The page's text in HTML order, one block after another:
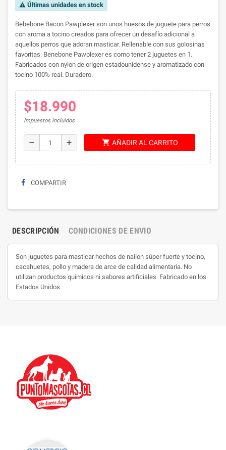
warning Últimas unidades en stock
Bebebone Bacon Pawplexer son unos huesos de juguete para perros
con aroma a tocino creados para ofrecer un desafío adicional a
aquellos perros que adoran masticar. Rellenable con sus golosinas
favoritas. Benebone Pawplexer es como tener 2 juguetes en 1.
Fabricados con nylon de origen estadounidense y aromatizado con
tocino 100% real. Duradero.
$18.990
Impuestos incluidos
remove add shopping_cart AÑADIR AL CARRITO
COMPARTIR
DESCRIPCIÓN CONDICIONES DE ENVIO
Son juguetes para masticar hechos de nailon súper fuerte y tocino,
cacahuetes, pollo y madera de arce de calidad alimentaria. No
utilizan productos químicos ni sabores artificiales. Fabricado en los
Estados Unidos.